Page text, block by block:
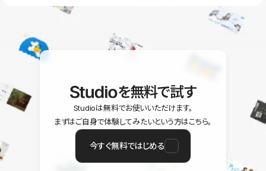
ユーザー同士で質問・相談できるコミュニティもご利用ください。
を無料で試す
Studioは無料でお使いいただけます。
まずはご自身で体験してみたいという方はこちら。
今すぐ無料ではじめる